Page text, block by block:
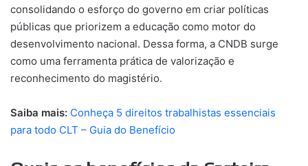
consolidando o esforço do governo em criar políticas
públicas que priorizem a educação como motor do
desenvolvimento nacional. Dessa forma, a CNDB surge
como uma ferramenta prática de valorização e
reconhecimento do magistério.
Saiba mais: Conheça 5 direitos trabalhistas essenciais
para todo CLT – Guia do Benefício